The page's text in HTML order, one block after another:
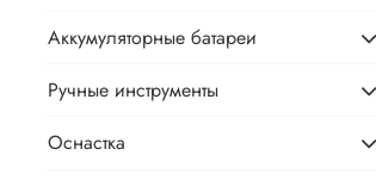
Аккумуляторные батареи
Ручные инструменты
Оснастка